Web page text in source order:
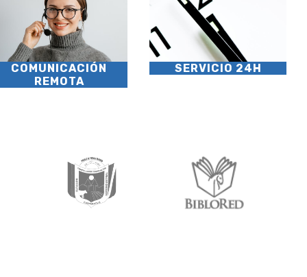
COMUNICACIÓN
REMOTA
SERVICIO 24H